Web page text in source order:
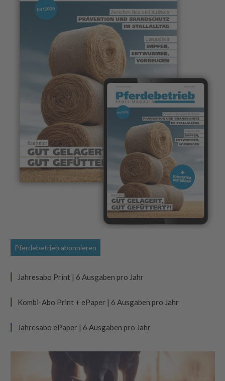
Pferdebetrieb abonnieren
Jahresabo Print | 6 Ausgaben pro Jahr
Kombi-Abo Print + ePaper | 6 Ausgaben pro Jahr
Jahresabo ePaper | 6 Ausgaben pro Jahr